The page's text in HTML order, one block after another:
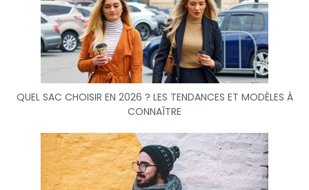
QUEL SAC CHOISIR EN 2026 ? LES TENDANCES ET MODÈLES À
CONNAÎTRE